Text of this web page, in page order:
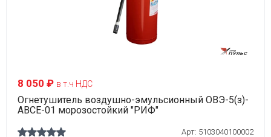
8 050 ₽ в т.ч НДС
Огнетушитель воздушно-эмульсионный ОВЭ-5(з)-
АВСЕ-01 морозостойкий "РИФ"
Арт: 5103040100002